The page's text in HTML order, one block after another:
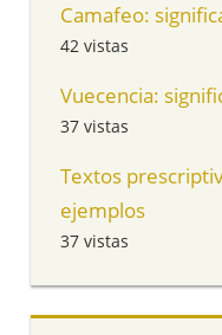
Camafeo:
42 vistas
Vuecencia:
37 vistas
Textos
ejemplos
37 vistas